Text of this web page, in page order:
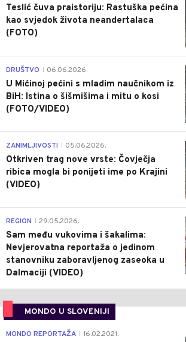
Teslić čuva praistoriju: Rastuška pećina
kao svjedok života neandertalaca
(FOTO)
DRUŠTVO 06.06.2026.
U Mićinoj pećini s mladim naučnikom iz
BiH: Istina o šišmišima i mitu o kosi
(FOTO/VIDEO)
ZANIMLJIVOSTI 05.06.2026.
Otkriven trag nove vrste: Čovječja
ribica mogla bi ponijeti ime po Krajini
(VIDEO)
REGION 29.05.2026.
Sam među vukovima i šakalima:
Nevjerovatna reportaža o jedinom
stanovniku zaboravljenog zaseoka u
Dalmaciji (VIDEO)
MONDO U SLOVENIJI
MONDO REPORTAŽA 16.02.2021.